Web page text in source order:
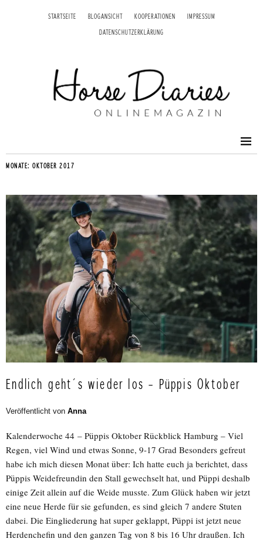
STARTSEITE BLOGANSICHT KOOPERATIONEN IMPRESSUM
DATENSCHUTZERKLÄRUNG
MONATE: OKTOBER 2017
Endlich geht´s wieder los – Püppis Oktober
Veröffentlicht von Anna
Kalenderwoche 44 – Püppis Oktober Rückblick Hamburg – Viel
Regen, viel Wind und etwas Sonne, 9-17 Grad Besonders gefreut
habe ich mich diesen Monat über: Ich hatte euch ja berichtet, dass
Püppis Weidefreundin den Stall gewechselt hat, und Püppi deshalb
einige Zeit allein auf die Weide musste. Zum Glück haben wir jetzt
eine neue Herde für sie gefunden, es sind gleich 7 andere Stuten
dabei. Die Eingliederung hat super geklappt, Püppi ist jetzt neue
Herdenchefin und den ganzen Tag von 8 bis 16 Uhr draußen. Ich